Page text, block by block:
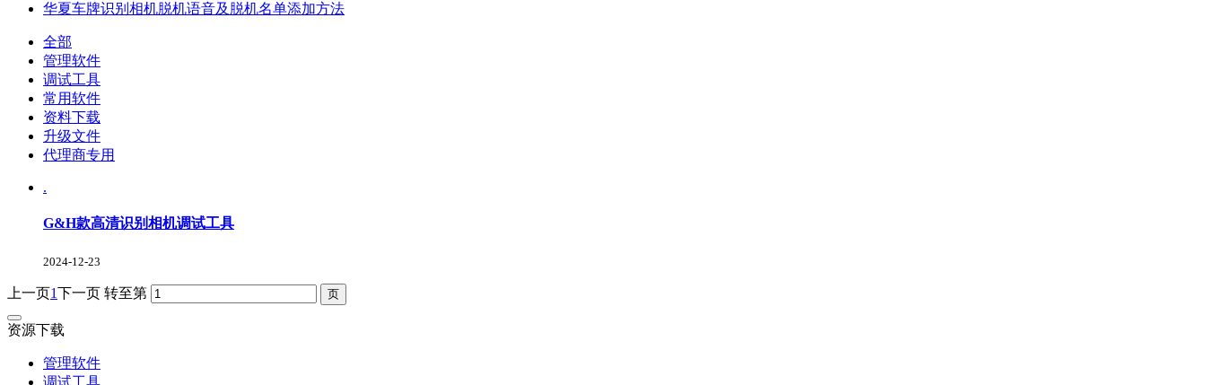
华夏车牌识别相机脱机语音及脱机名单添加方法
全部
管理软件
调试工具
常用软件
资料下载
升级文件
代理商专用
.
G&H款高清识别相机调试工具
2024-12-23
上一页1下一页 转至第
资源下载
管理软件
调试工具